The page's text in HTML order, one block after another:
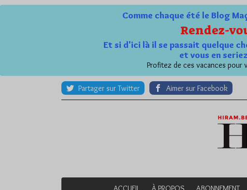
Comme chaque été le Blog
Rendez-
Et si d'ici là il se passait quelque
et vous en
Profitez de ces vacances
Partager sur Twitter Aimer sur Facebook